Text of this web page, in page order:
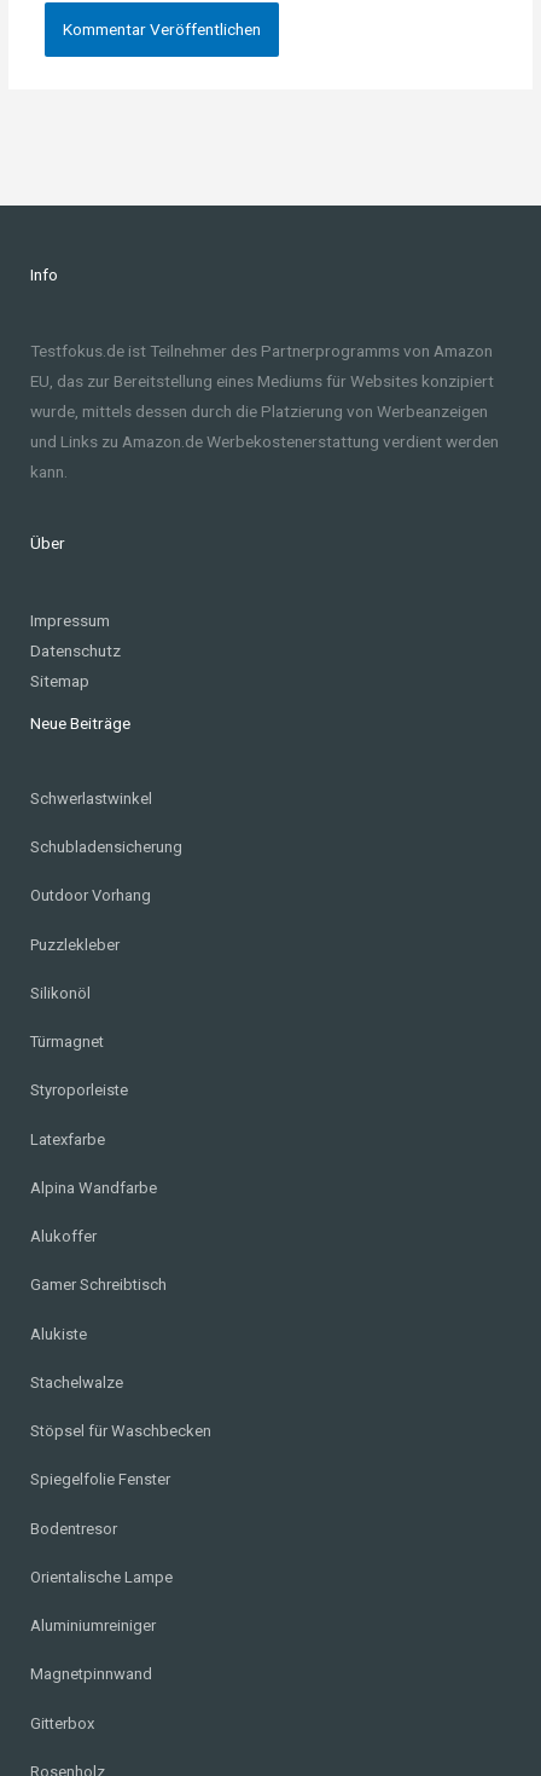
Info
Testfokus.de ist Teilnehmer des Partnerprogramms von Amazon
EU, das zur Bereitstellung eines Mediums für Websites konzipiert
wurde, mittels dessen durch die Platzierung von Werbeanzeigen
und Links zu Amazon.de Werbekostenerstattung verdient werden
kann.
Über
Impressum
Datenschutz
Sitemap
Neue Beiträge
Schwerlastwinkel
Schubladensicherung
Outdoor Vorhang
Puzzlekleber
Silikonöl
Türmagnet
Styroporleiste
Latexfarbe
Alpina Wandfarbe
Alukoffer
Gamer Schreibtisch
Alukiste
Stachelwalze
Stöpsel für Waschbecken
Spiegelfolie Fenster
Bodentresor
Orientalische Lampe
Aluminiumreiniger
Magnetpinnwand
Gitterbox
Rosenholz